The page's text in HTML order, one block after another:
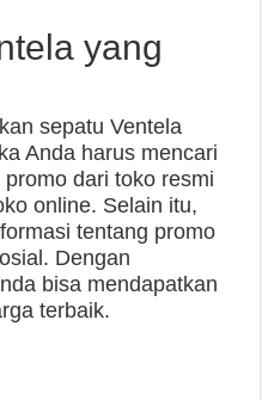
yang
sepatu Ventela
Anda harus mencari
dari toko resmi
online. Selain itu,
tentang promo
Dengan
bisa mendapatkan
terbaik.